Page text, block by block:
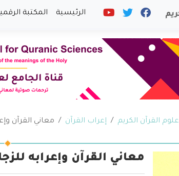
الرئيسية المكتبة
علوم القرآن الكريم إعراب القرآن معاني القرآن
معاني القرآن وإعرابه